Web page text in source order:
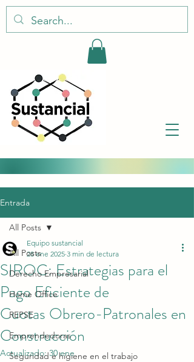
Entrada
All Posts
Derecho Empresarial
Home Office
REPSE
Emprendedoras
Seguridad e higiene en el trabajo
All Posts
SIROC: Estrategias para el
Pago Eficiente de
Cuotas Obrero-Patronales en
Construcción
Equipo sustancial
28 ene 2025 3 min de lectura
Actualizado:30 ene